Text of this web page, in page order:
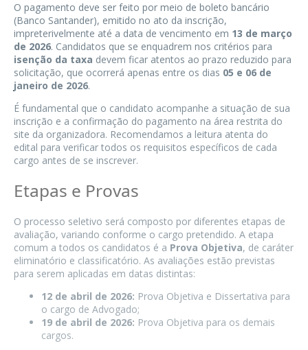
O pagamento deve ser feito por meio de boleto bancário
(Banco Santander), emitido no ato da inscrição,
impreterivelmente até a data de vencimento em 13 de março
de 2026. Candidatos que se enquadrem nos critérios para
isenção da taxa devem ficar atentos ao prazo reduzido para
solicitação, que ocorrerá apenas entre os dias 05 e 06 de
janeiro de 2026.
É fundamental que o candidato acompanhe a situação de sua
inscrição e a confirmação do pagamento na área restrita do
site da organizadora. Recomendamos a leitura atenta do
edital para verificar todos os requisitos específicos de cada
cargo antes de se inscrever.
Etapas e Provas
O processo seletivo será composto por diferentes etapas de
avaliação, variando conforme o cargo pretendido. A etapa
comum a todos os candidatos é a Prova Objetiva, de caráter
eliminatório e classificatório. As avaliações estão previstas
para serem aplicadas em datas distintas:
12 de abril de 2026: Prova Objetiva e Dissertativa para
o cargo de Advogado;
19 de abril de 2026: Prova Objetiva para os demais
cargos.